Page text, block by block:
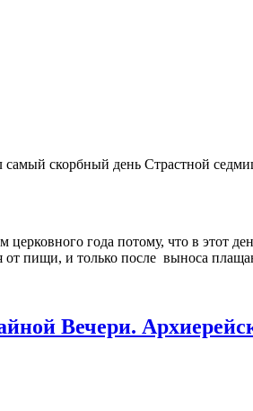
скорбный день Страстной
года потому, что в этот
от пищи, и только после выноса
Вечери.